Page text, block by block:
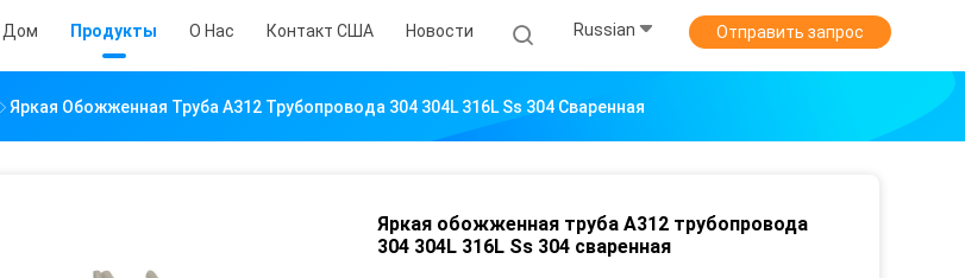
Дом Продукты О Нас Контакт США Новости Russian Отправить запрос
Яркая Обожженная Труба A312 Трубопровода 304 304L 316L Ss 304 Сваренная
Яркая обожженная труба A312 трубопровода
304 304L 316L Ss 304 сваренная